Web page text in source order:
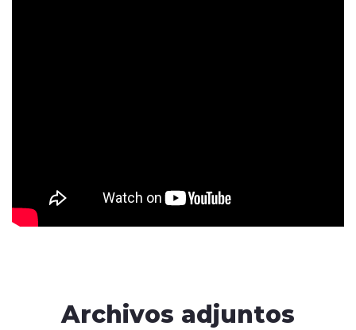
Archivos adjuntos